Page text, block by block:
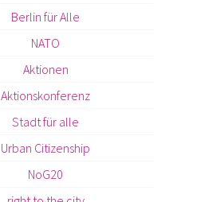
Berlin für Alle
NATO
Aktionen
Aktionskonferenz
Stadt für alle
Urban Citizenship
NoG20